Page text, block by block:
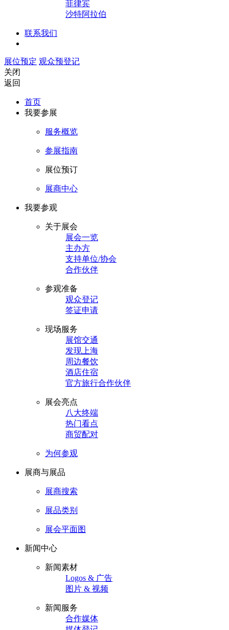
菲律宾
沙特阿拉伯
联系我们
展位预定 观众预登记
关闭
返回
首页
我要参展
服务概览
参展指南
展位预订
展商中心
我要参观
关于展会
展会一览
主办方
支持单位/协会
合作伙伴
参观准备
观众登记
签证申请
现场服务
展馆交通
发现上海
周边餐饮
酒店住宿
官方旅行合作伙伴
展会亮点
八大终端
热门看点
商贸配对
为何参观
展商与展品
展商搜索
展品类别
展会平面图
新闻中心
新闻素材
Logos & 广告
图片 & 视频
新闻服务
合作媒体